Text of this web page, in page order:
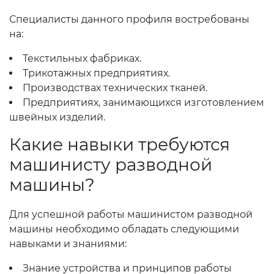
Специалисты данного профиля востребованы
на:
Текстильных фабриках.
Трикотажных предприятиях.
Производствах технических тканей.
Предприятиях, занимающихся изготовлением
швейных изделий.
Какие навыки требуются
машинисту разводной
машины?
Для успешной работы машинистом разводной
машины необходимо обладать следующими
навыками и знаниями:
Знание устройства и принципов работы